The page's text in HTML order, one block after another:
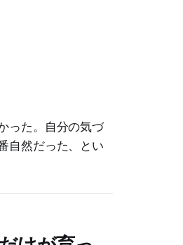
った。自分の気づ
自然だった、とい